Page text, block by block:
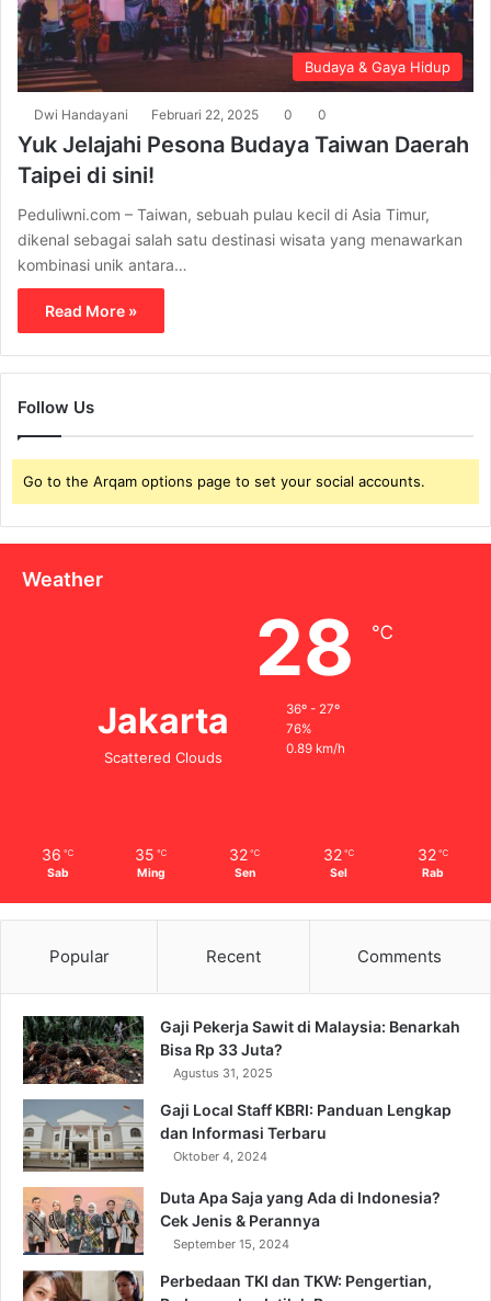
Budaya & Gaya Hidup
Dwi Handayani Februari 22, 2025 0 0
Yuk Jelajahi Pesona Budaya Taiwan Daerah
Taipei di sini!
Peduliwni.com – Taiwan, sebuah pulau kecil di Asia Timur,
dikenal sebagai salah satu destinasi wisata yang menawarkan
kombinasi unik antara…
Read More »
Follow Us
Go to the Arqam options page to set your social accounts.
Weather
Jakarta
Scattered Clouds
28 ℃
36º - 27º
76%
0.89 km/h
36 ℃
Sab
35 ℃
Ming
32 ℃
Sen
32 ℃
Sel
32 ℃
Rab
Popular Recent Comments
Gaji Pekerja Sawit di Malaysia: Benarkah
Bisa Rp 33 Juta?
Agustus 31, 2025
Gaji Local Staff KBRI: Panduan Lengkap
dan Informasi Terbaru
Oktober 4, 2024
Duta Apa Saja yang Ada di Indonesia?
Cek Jenis & Perannya
September 15, 2024
Perbedaan TKI dan TKW: Pengertian,